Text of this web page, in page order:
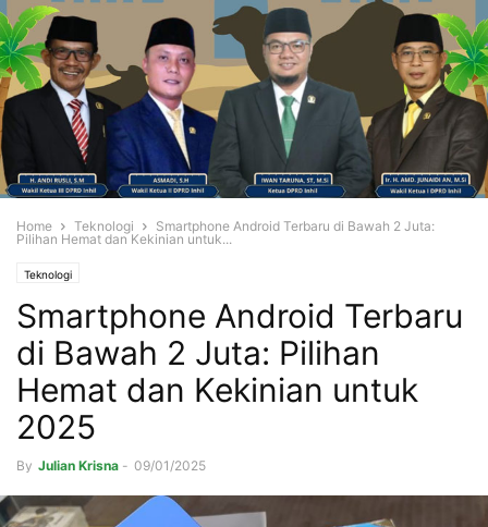
Home Teknologi
Smartphone Android Terbaru di Bawah 2 Juta:
Pilihan Hemat dan Kekinian untuk...
Teknologi
Smartphone Android Terbaru
di Bawah 2 Juta: Pilihan
Hemat dan Kekinian untuk
2025
By Julian Krisna - 09/01/2025